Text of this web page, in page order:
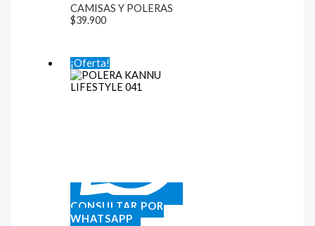
CAMISAS Y POLERAS
$39.900
¡Oferta!
CONSULTAR POR
WHATSAPP